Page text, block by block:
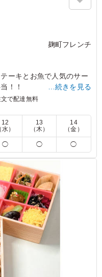
麹町フレンチ
ーキとお魚で人気のサー
！！
製で、コース料理をご堪
て見た目はよかったで
いて楽しい感じと幸せ
飯がもう少しほしいと
会
…続きを見る
で配達無料
12
水）
13
（木）
14
（金）
◯ ◯ ◯